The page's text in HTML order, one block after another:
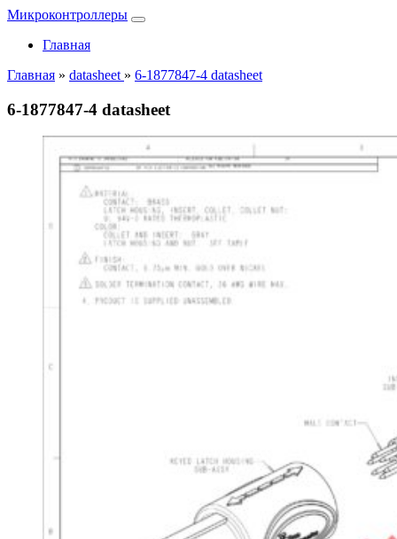
Микроконтроллеры
Главная
Главная » datasheet » 6-1877847-4 datasheet
6-1877847-4 datasheet